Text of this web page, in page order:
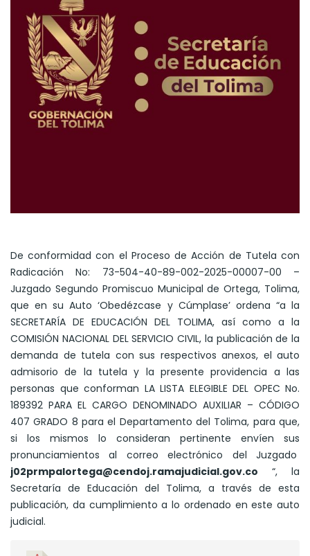
De conformidad con el Proceso de Acción de Tutela con
Radicación No: 73-504-40-89-002-2025-00007-00 –
Juzgado Segundo Promiscuo Municipal de Ortega, Tolima,
que en su Auto ‘Obedézcase y Cúmplase’ ordena “a la
SECRETARÍA DE EDUCACIÓN DEL TOLIMA, así como a la
COMISIÓN NACIONAL DEL SERVICIO CIVIL, la publicación de la
demanda de tutela con sus respectivos anexos, el auto
admisorio de la tutela y la presente providencia a las
personas que conforman LA LISTA ELEGIBLE DEL OPEC No.
189392 PARA EL CARGO DENOMINADO AUXILIAR – CÓDIGO
407 GRADO 8 para el Departamento del Tolima, para que,
si los mismos lo consideran pertinente envíen sus
pronunciamientos al correo electrónico del Juzgado
j02prmpalortega@cendoj.ramajudicial.gov.co “, la
Secretaría de Educación del Tolima, a través de esta
publicación, da cumplimiento a lo ordenado en este auto
judicial.